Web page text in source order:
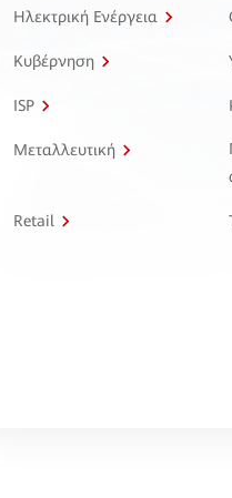
Ηλεκτρική Ενέργεια
Κυβέρνηση
ISP
Μεταλλευτική
Retail